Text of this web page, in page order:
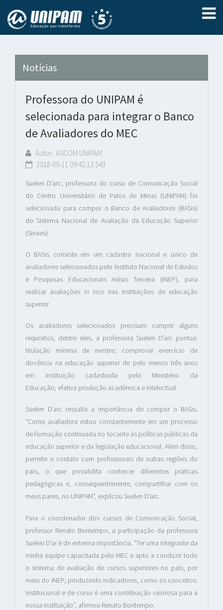
Notícias
Professora do UNIPAM é
selecionada para integrar o Banco
de Avaliadores do MEC
Autor: ASCOM UNIPAM
2018-09-11 09:42:13.543
Suelen D’arc, professora do curso de Comunicação Social
do Centro Universitário de Patos de Minas (UNIPAM) foi
selecionada para compor o Banco de Avaliadores (BASis)
do Sistema Nacional de Avaliação da Educação Superior
(Sinaes).
O BASis consiste em um cadastro nacional e único de
avaliadores selecionados pelo Instituto Nacional de Estudos
e Pesquisas Educacionais Anísio Teixeira (INEP), para
realizar avaliações in loco nas instituições de educação
superior.
Os avaliadores selecionados precisam cumprir alguns
requisitos, dentre eles, a professora Suelen D’arc pontua:
titulação mínima de mestre; comprovar exercício de
docência na educação superior de pelo menos três anos
em instituição cadastrada pelo Ministério da
Educação; efetiva produção acadêmica e intelectual.
Suelen D’arc ressalta a importância de compor o BASis.
“Como avaliadora estou constantemente em um processo
de formação continuada no tocante às políticas públicas da
educação superior e da legislação educacional. Além disso,
permite o contato com profissionais de outras regiões do
país, o que possibilita conhecer diferentes práticas
pedagógicas e, consequentemente, compartilhar com os
meus pares, no UNIPAM”, explicou Suelen D’arc.
Para o coordenador dos cursos de Comunicação Social,
professor Renato Bontempo, a participação da professora
Suelen D’ar é de extrema importância. “Ter uma integrante da
minha equipe capacitada pelo MEC e apto a conduzir todo
o sistema de avaliação de cursos superiores no país, por
meio do INEP, produzindo indicadores, como os conceitos:
institucional e de curso é uma contribuição valorosa para a
nossa instituição”, afirmou Renato Bontempo.